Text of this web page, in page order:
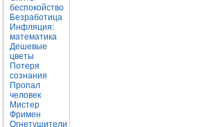
беспокойство
Безработица
Инфляция:
математика
Дешевые
цветы
Потеря
сознания
Пропал
человек
Мистер
Фримен
Огнетушители